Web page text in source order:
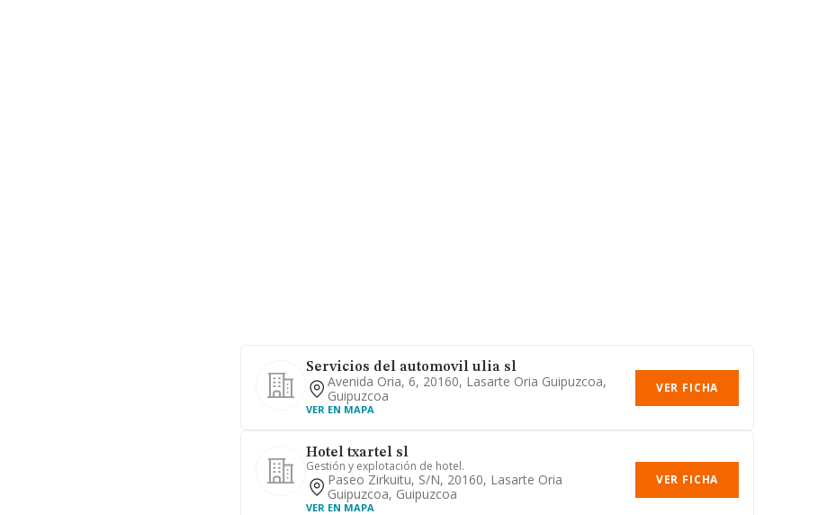
Servicios del automovil ulia sl
Avenida Oria, 6, 20160, Lasarte Oria Guipuzcoa,
Guipuzcoa
VER EN MAPA
VER FICHA
Hotel txartel sl
Gestión y explotación de hotel.
Paseo Zirkuitu, S/n, 20160, Lasarte Oria
Guipuzcoa, Guipuzcoa
VER EN MAPA
VER FICHA